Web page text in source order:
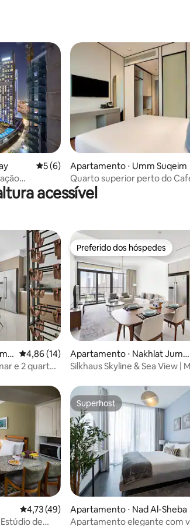
5 de uma avaliação média de 5, 6
5 (6)
Apartamento ⋅ Umm Suqeim
Quarto superior perto do
acessível
4,86 de uma avaliação média de 5, 14
4,86 (14)
e 2 quartos
Preferido dos hóspedes
Preferido dos hóspedes
Apartamento ⋅ Nakhlat Jumei
ra
Silkhaus Skyline & Sea View |
4,73 de uma avaliação média de 5, 49
4,73 (49)
de
Superhost
Superhost
Apartamento ⋅ Nad Al-Sheba
Apartamento elegante com